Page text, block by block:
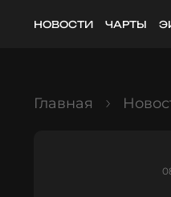
НОВОСТИ ЧАРТЫ
Главная